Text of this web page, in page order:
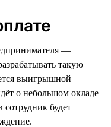
—
такую
выигрышной
о небольшом окладе
будет